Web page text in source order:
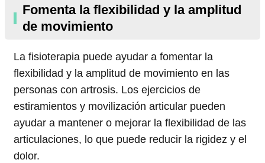
Fomenta la flexibilidad y la amplitud
de movimiento
La fisioterapia puede ayudar a fomentar la
flexibilidad y la amplitud de movimiento en las
personas con artrosis. Los ejercicios de
estiramientos y movilización articular pueden
ayudar a mantener o mejorar la flexibilidad de las
articulaciones, lo que puede reducir la rigidez y el
dolor.